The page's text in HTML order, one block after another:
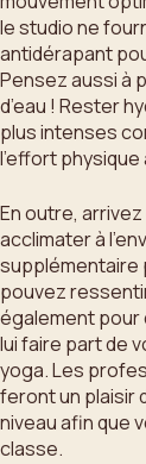
le studio ne
antidérapant
Pensez aussi à
d’eau ! Rester
plus intenses
l’effort
En outre,
acclimater à
supplémentaire
pouvez
également pour
lui faire part de
yoga. Les
feront un plaisir
niveau afin que
classe.